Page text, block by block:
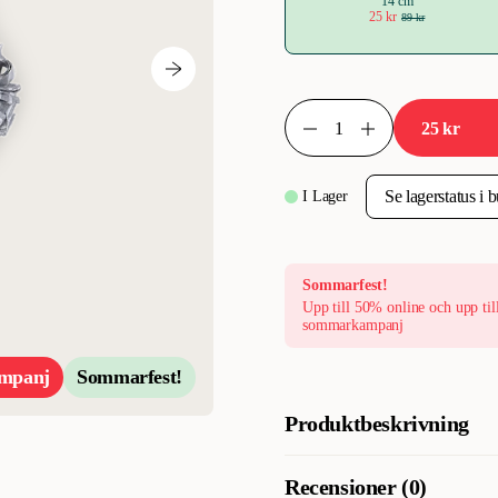
Sommarfest!
25 kr 89 kr
25 kr
I Lager
Sommarfest!
Upp till 50% online och upp
sommarkampanj
Produktbeskrivning
tillverkad i slitstarka material
Recensioner (0)